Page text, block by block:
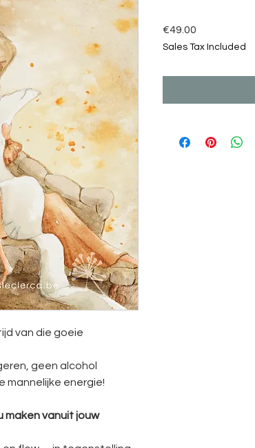
van die goeie
geen alcohol
mannelijke energie!
maken vanuit jouw
€49.00
Sales Tax Included